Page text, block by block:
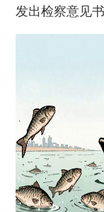
发出检察意见